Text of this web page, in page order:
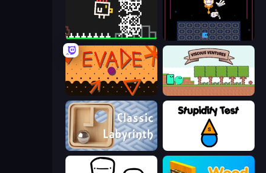
Chicken and Bee Just One Boss
Evade
Classic Labyrinth 3D Stupidity Test